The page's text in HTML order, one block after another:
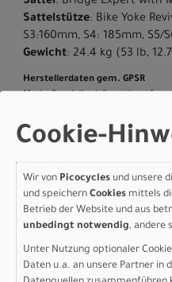
Sattelstütze: Bike Yoke
S3:160mm, S4: 185mm, S5/
Gewicht: 24.4 kg (53 lb,
Herstellerdaten gem. GPSR
Marke Specialized:Specialized
D-83607 Holzkirchen
Varianten
Cookie-
Wir von Picocycles und unsere
und speichern Cookies mittels
Betrieb der Website und aus
unbedingt notwendig, andere
Unter Nutzung optionaler
Daten u.a. an unsere Partner in